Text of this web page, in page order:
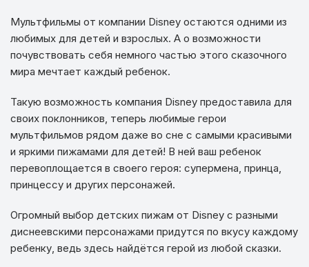
Мультфильмы от компании Disney остаются одними из
любимых для детей и взрослых. А о возможности
почувствовать себя немного частью этого сказочного
мира мечтает каждый ребенок.
Такую возможность компания Disney предоставила для
своих поклонников, теперь любимые герои
мультфильмов рядом даже во сне с самыми красивыми
и яркими пижамами для детей! В ней ваш ребенок
перевоплощается в своего героя: супермена, принца,
принцессу и других персонажей.
Огромный выбор детских пижам от Disney с разными
диснеевскими персонажами придутся по вкусу каждому
ребенку, ведь здесь найдётся герой из любой сказки.